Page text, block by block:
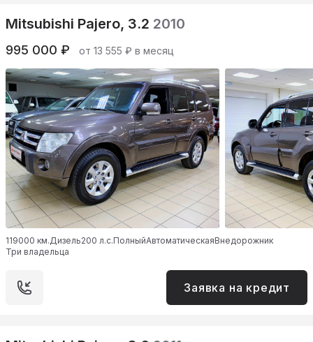
Mitsubishi Pajero, 3.2 2010
995 000 ₽ от 13 555 ₽ в месяц
119000 км.Дизель200 л.с.ПолныйАвтоматическаяВнедорожник
Три владельца
Заявка на кредит